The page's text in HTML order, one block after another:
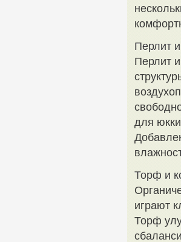
Перлит
Перлит
для
Торф и
играют
Торф